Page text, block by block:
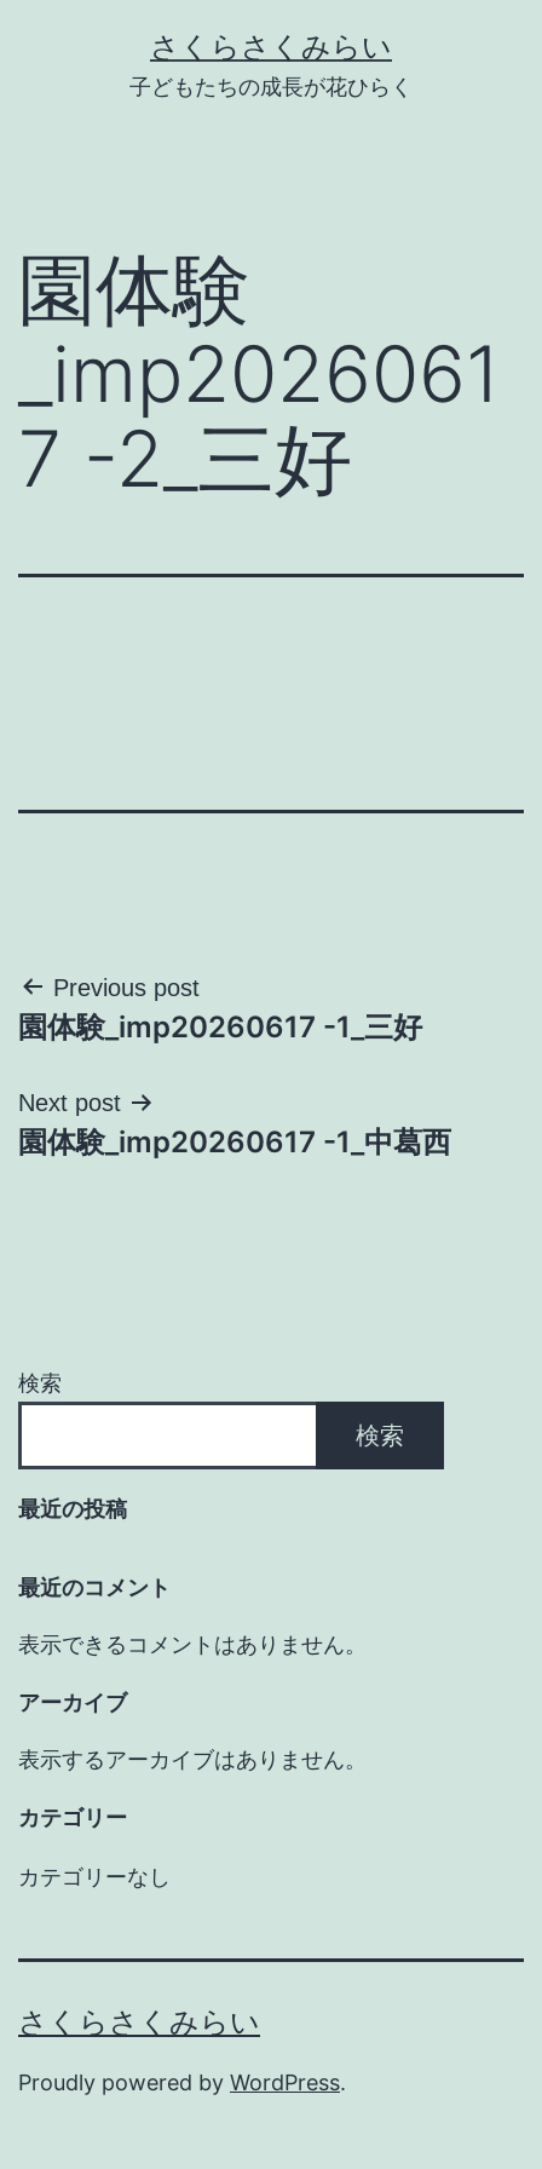
さくらさくみらい
子どもたちの成長が花ひらく
園体験
_imp2026061
7 -2_三好
投
稿
ナ
ビ
ョ
Previous post
園体験_imp20260617 -1_三好
Next post
園体験_imp20260617 -1_中葛西
検索
検索
最近の投稿
最近のコメント
表示できるコメントはありません。
アーカイブ
表示するアーカイブはありません。
カテゴリー
カテゴリーなし
さくらさくみらい
Proudly powered by WordPress.